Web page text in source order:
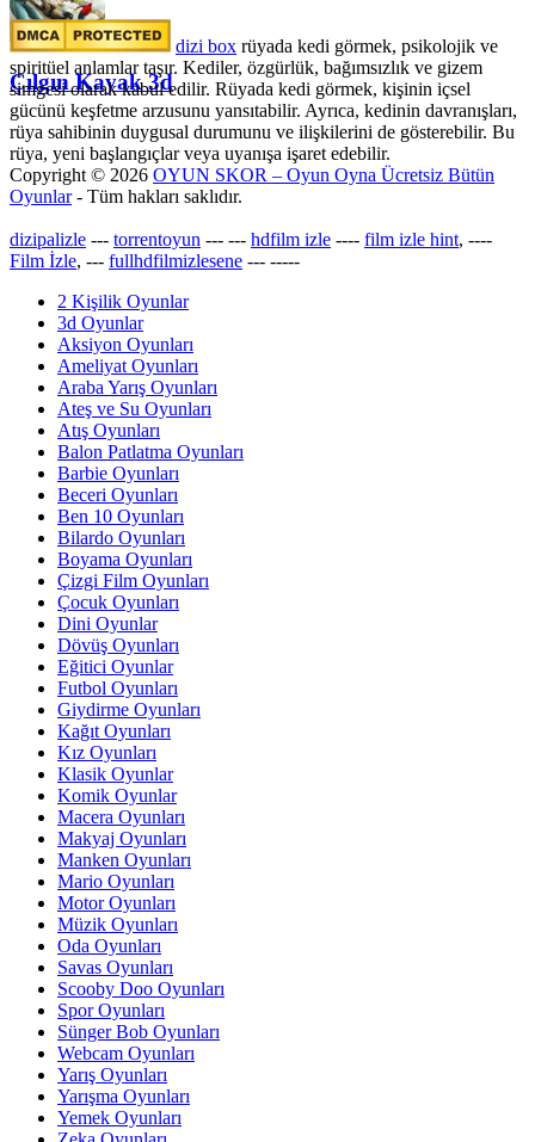
Çılgın Kayak 3d
dizi box rüyada kedi görmek​, psikolojik ve
spiritüel anlamlar taşır. Kediler, özgürlük, bağımsızlık ve gizem
simgesi olarak kabul edilir. Rüyada kedi görmek, kişinin içsel
gücünü keşfetme arzusunu yansıtabilir. Ayrıca, kedinin davranışları,
rüya sahibinin duygusal durumunu ve ilişkilerini de gösterebilir. Bu
rüya, yeni başlangıçlar veya uyanışa işaret edebilir.
Copyright © 2026 OYUN SKOR – Oyun Oyna Ücretsiz Bütün
Oyunlar- Tüm hakları saklıdır.
dizipalizle --- torrentoyun --- --- hdfilm izle ---- film izle hint, ----
Film İzle, --- fullhdfilmizlesene --- -----
2 Kişilik Oyunlar
3d Oyunlar
Aksiyon Oyunları
Ameliyat Oyunları
Araba Yarış Oyunları
Ateş ve Su Oyunları
Atış Oyunları
Balon Patlatma Oyunları
Barbie Oyunları
Beceri Oyunları
Ben 10 Oyunları
Bilardo Oyunları
Boyama Oyunları
Çizgi Film Oyunları
Çocuk Oyunları
Dini Oyunlar
Dövüş Oyunları
Eğitici Oyunlar
Futbol Oyunları
Giydirme Oyunları
Kağıt Oyunları
Kız Oyunları
Klasik Oyunlar
Komik Oyunlar
Macera Oyunları
Makyaj Oyunları
Manken Oyunları
Mario Oyunları
Motor Oyunları
Müzik Oyunları
Oda Oyunları
Savas Oyunları
Scooby Doo Oyunları
Spor Oyunları
Sünger Bob Oyunları
Webcam Oyunları
Yarış Oyunları
Yarışma Oyunları
Yemek Oyunları